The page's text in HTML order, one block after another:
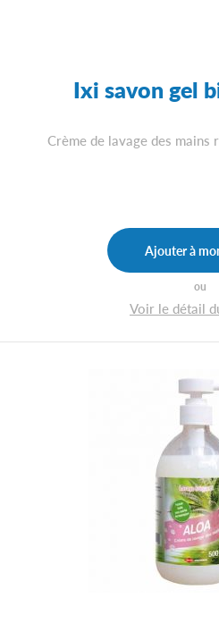
Ixi savon gel
Crème de lavage des mains
Ajouter à
ou
Voir le détail